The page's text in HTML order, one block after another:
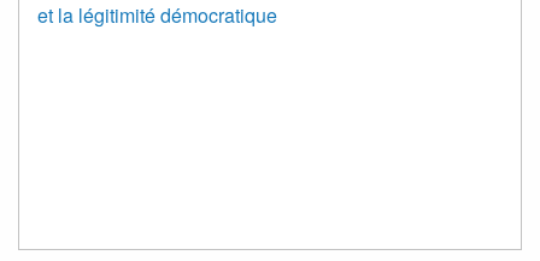
et la légitimité démocratique